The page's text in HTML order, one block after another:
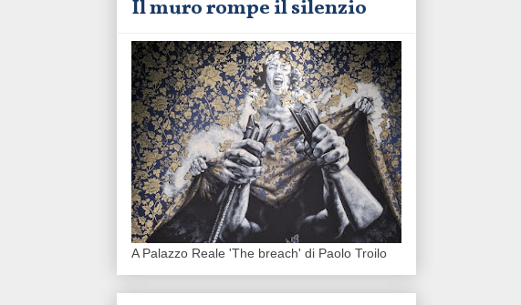
Il muro rompe il silenzio
A Palazzo Reale 'The breach' di Paolo Troilo